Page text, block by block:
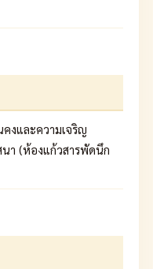
งและความเจริญ
า (ห้องแก้วสารพัดนึก